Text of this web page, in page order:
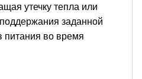
утечку тепла или
заданной
питания во время